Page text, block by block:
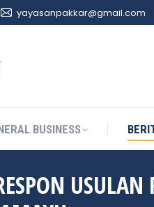
yayasanpakkar@gmail.com
BUSINESS
BUSINESS